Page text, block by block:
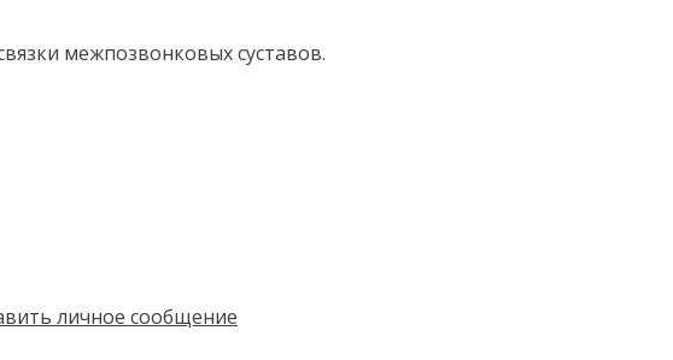
межпозвонковых суставов.